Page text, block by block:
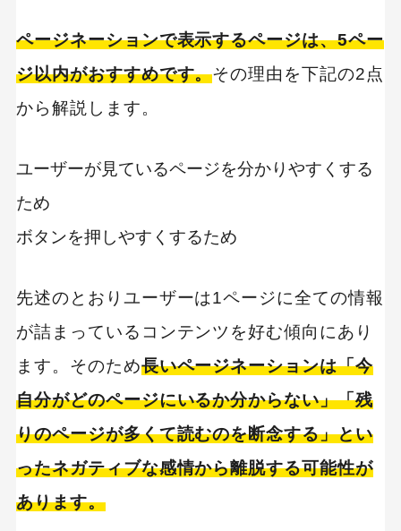
ページネーションで表示するページは、5ペー
ジ以内がおすすめです。その理由を下記の2点
から解説します。
ユーザーが見ているページを分かりやすくする
ため
ボタンを押しやすくするため
先述のとおりユーザーは1ページに全ての情報
が詰まっているコンテンツを好む傾向にあり
ます。そのため長いページネーションは「今
自分がどのページにいるか分からない」「残
りのページが多くて読むのを断念する」とい
ったネガティブな感情から離脱する可能性が
あります。